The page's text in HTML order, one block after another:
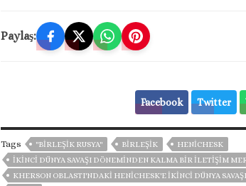
Paylaş:
Facebook Twitter
Tags "BIRLEŞIK RUSYA" BIRLEŞIK
HENICHESK
İKINCI DÜNYA SAVAŞI DÖNEMINDEN KALMA BIR ILETIŞIM
KHERSON OBLASTI'NDAKI HENICHESK'E İKINCI DÜNYA